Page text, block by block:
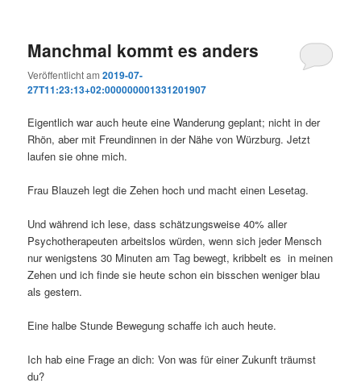
Manchmal kommt es anders
Veröffentlicht am2019-07-
27T11:23:13+02:000000001331201907
Eigentlich war auch heute eine Wanderung geplant; nicht in der
Rhön, aber mit Freundinnen in der Nähe von Würzburg. Jetzt
laufen sie ohne mich.
Frau Blauzeh legt die Zehen hoch und macht einen Lesetag.
Und während ich lese, dass schätzungsweise 40% aller
Psychotherapeuten arbeitslos würden, wenn sich jeder Mensch
nur wenigstens 30 Minuten am Tag bewegt, kribbelt es in meinen
Zehen und ich finde sie heute schon ein bisschen weniger blau
als gestern.
Eine halbe Stunde Bewegung schaffe ich auch heute.
Ich hab eine Frage an dich: Von was für einer Zukunft träumst
du?